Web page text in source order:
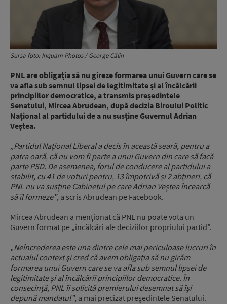
Sursa foto: Inquam Photos / George Călin
PNL are obligaţia să nu gireze formarea unui Guvern care se
va afla sub semnul lipsei de legitimitate şi al încălcării
principiilor democratice, a transmis preşedintele
Senatului, Mircea Abrudean, după decizia Biroului Politic
Naţional al partidului de a nu susţine Guvernul Adrian
Veştea.
„Partidul Naţional Liberal a decis în această seară, pentru a
patra oară, că nu vom fi parte a unui Guvern din care să facă
parte PSD. De asemenea, forul de conducere al partidului a
stabilit, cu 41 de voturi pentru, 13 împotrivă şi 2 abţineri, că
PNL nu va susţine Cabinetul pe care Adrian Veştea încearcă
să îl formeze”, a scris Abrudean pe Facebook.
Mircea Abrudean a menţionat că PNL nu poate vota un
Guvern format pe „încălcări ale deciziilor propriului partid”.
„Neîncrederea este una dintre cele mai periculoase lucruri în
actualul context şi cred că avem obligaţia să nu girăm
formarea unui Guvern care se va afla sub semnul lipsei de
legitimitate şi al încălcării principiilor democratice. În
consecinţă, PNL îi solicită premierului desemnat să îşi
depună mandatul”, a mai precizat preşedintele Senatului.